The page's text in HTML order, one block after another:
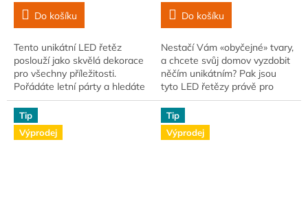
Do košíku
Tento unikátní LED řetěz
poslouží jako skvělá dekorace
pro všechny příležitosti.
Pořádáte letní párty a hledáte
osvětlení, které navodí tu
pravou atmosféru? Rádi si na
vánoce...
Do košíku
Nestačí Vám «obyčejné» tvary,
a chcete svůj domov vyzdobit
něčím unikátním? Pak jsou
tyto LED řetězy právě pro
Vás. Rozmanité tvary
zaručeně najdou svoje
uplatnění, jako skvělý...
Tip
Výprodej
Tip
Výprodej